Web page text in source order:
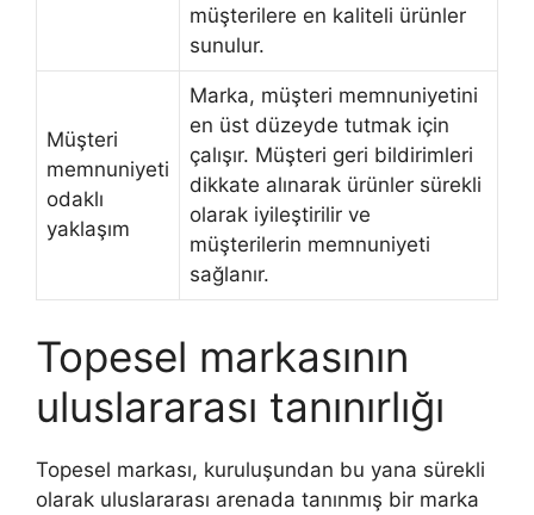
müşterilere en kaliteli ürünler
sunulur.
Müşteri
memnuniyeti
odaklı
yaklaşım
Marka, müşteri memnuniyetini
en üst düzeyde tutmak için
çalışır. Müşteri geri bildirimleri
dikkate alınarak ürünler sürekli
olarak iyileştirilir ve
müşterilerin memnuniyeti
sağlanır.
Topesel markasının
uluslararası tanınırlığı
Topesel markası, kuruluşundan bu yana sürekli
olarak uluslararası arenada tanınmış bir marka